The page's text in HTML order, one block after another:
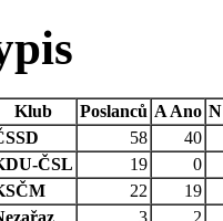
Klub Poslanců A Ano N
58
40
ČSL
19
0
22
19
3
2